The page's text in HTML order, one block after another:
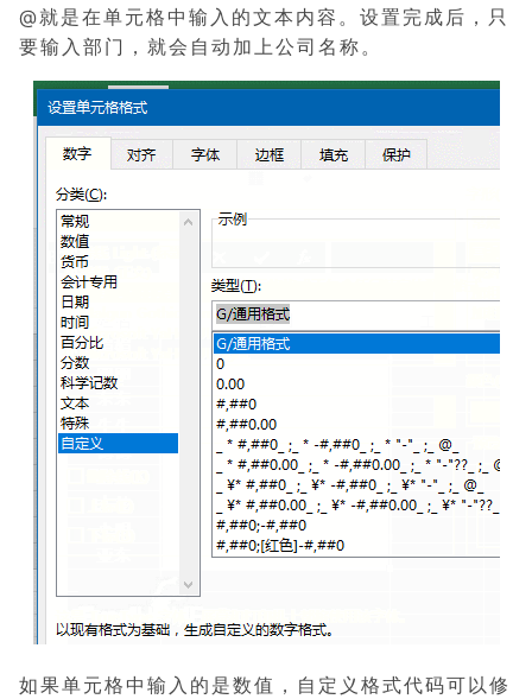
@就是在单元格中输入的文本内容。设置完成后， 只
要输入部门，就会自动加上公司名称。
如果单元格中输入的是数值，自定义格式代码可以修